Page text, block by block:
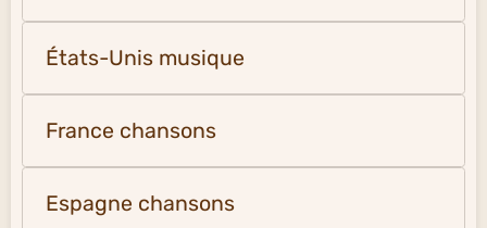
États-Unis musique
France chansons
Espagne chansons